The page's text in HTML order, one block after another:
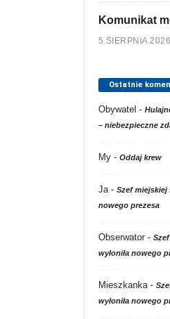
Komunikat
5 SIERPNIA 2026
Ostatnie
Obywatel -
– niebezpieczne
My- Oddaj krew
Ja- Szef miejskiej
nowego prezesa
Obserwator-
wyłoniła nowego
Mieszkanka-
wyłoniła nowego